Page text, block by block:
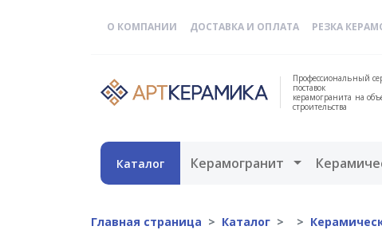
О КОМПАНИИ ДОСТАВКА И ОПЛАТА РЕЗКА
Профессиональный
поставок
керамогранита на
строительства
Каталог Керамогранит Открыть
Главная страница Каталог